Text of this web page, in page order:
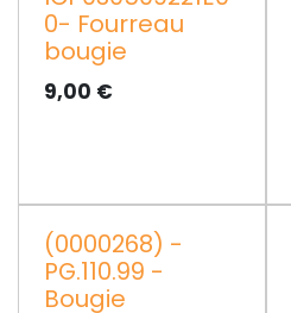
0- Fourreau
bougie
9,00 €
(0000268) -
PG.110.99 -
Bougie